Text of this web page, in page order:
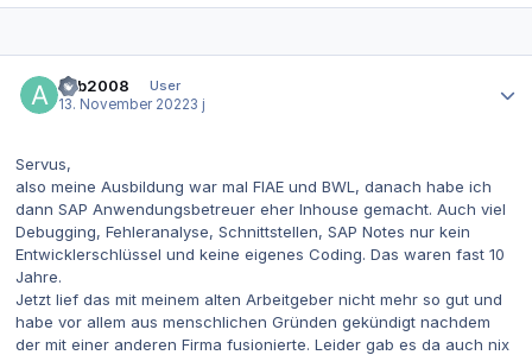
aub2008
User
13. November 20223 j
Servus,
also meine Ausbildung war mal FIAE und BWL, danach habe ich
dann SAP Anwendungsbetreuer eher Inhouse gemacht. Auch viel
Debugging, Fehleranalyse, Schnittstellen, SAP Notes nur kein
Entwicklerschlüssel und keine eigenes Coding. Das waren fast 10
Jahre.
Jetzt lief das mit meinem alten Arbeitgeber nicht mehr so gut und
habe vor allem aus menschlichen Gründen gekündigt nachdem
der mit einer anderen Firma fusionierte. Leider gab es da auch nix